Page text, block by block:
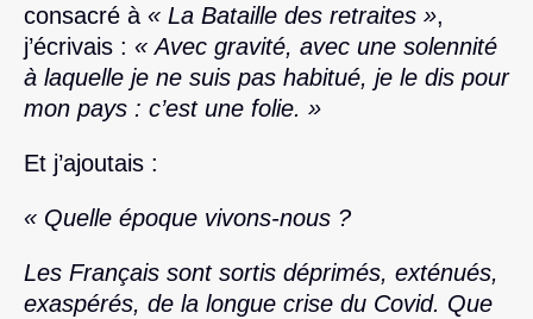
consacré à « La Bataille des retraites »,
j’écrivais : « Avec gravité, avec une solennité
à laquelle je ne suis pas habitué, je le dis pour
mon pays : c’est une folie. »
Et j’ajoutais :
« Quelle époque vivons-nous ?
Les Français sont sortis déprimés, exténués,
exaspérés, de la longue crise du Covid. Que